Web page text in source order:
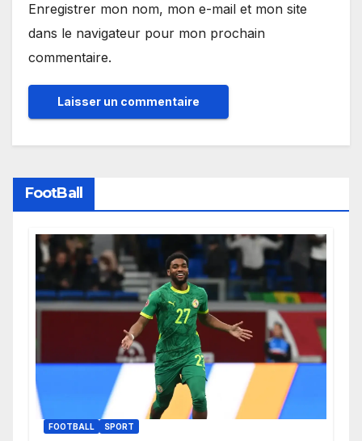
Enregistrer mon nom, mon e-mail et mon site
dans le navigateur pour mon prochain
commentaire.
FootBall
FOOTBALL SPORT